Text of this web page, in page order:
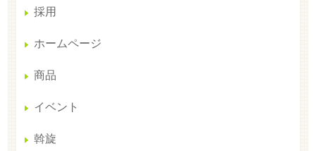
採用
ホームページ
商品
イベント
斡旋